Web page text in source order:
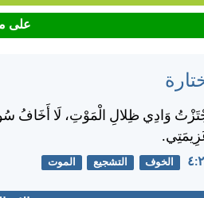
على
وَادِي ظِلالِ الْمَوْتِ، لَا أَخَافُ
الخوف التشجيع الموت